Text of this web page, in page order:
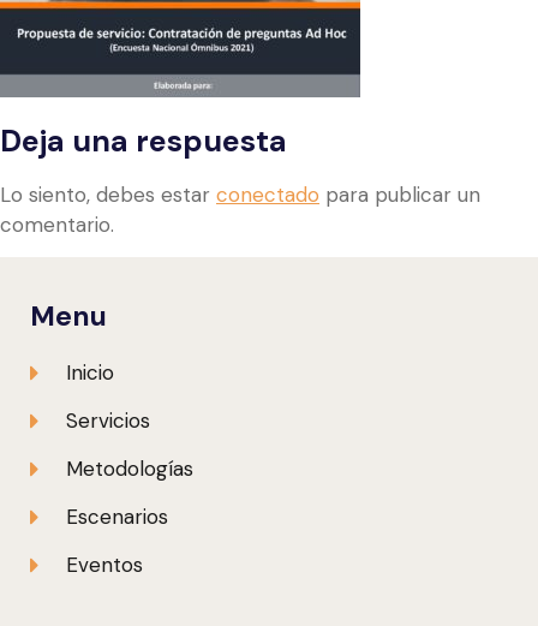
Deja una respuesta
Lo siento, debes estar conectado para publicar un
comentario.
Menu
Inicio
Servicios
Metodologías
Escenarios
Eventos